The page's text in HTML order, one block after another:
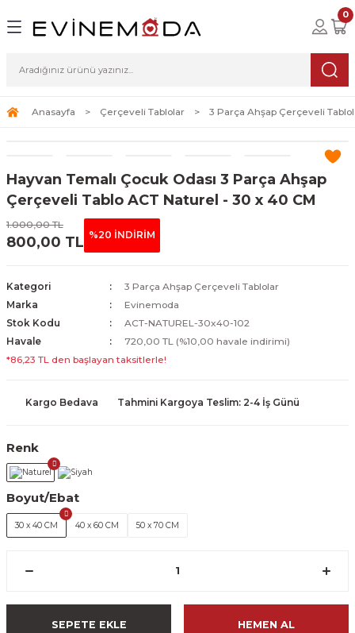
Geri Dön
Geri Dön
Tablolar
Geri Dön 0
Anasayfa Çerçeveli Tablolar 3 Parça Ahşap Çerçeveli
Hayvan Temalı Çocuk Odası 3 Parça Ahşap
Çerçeveli Tablo ACT Naturel - 30 x 40 CM
1.000,00 TL
800,00 TL %20 İNDİRİM
Kategori
3 Parça Ahşap Çerçeveli Tablolar
Marka
Evinemoda
Stok Kodu
ACT-NATUREL-30x40-102
Havale
720,00 TL (%10,00 havale indirimi)
*86,23 TL den başlayan taksitlerle!
Kargo Bedava Tahmini Kargoya Teslim: 2-4 İş Günü
Renk
Boyut/Ebat
30 x 40 CM 40 x 60 CM 50 x 70 CM
SEPETE EKLE HEMEN AL